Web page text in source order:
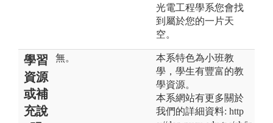
光電工程學系您會找
到屬於您的一片天
空。
學習
資源
或補
充說
無。
本系特色為小班教
學，學生有豐富的教
學資源。
本系網站有更多關於
我們的詳細資料: http